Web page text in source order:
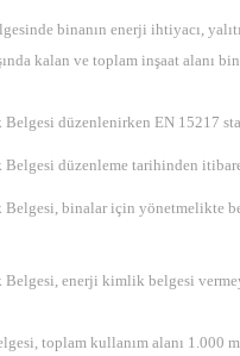
binanın enerji ihtiyacı,
kalan ve toplam inşaat alanı
düzenlenirken EN 15217
düzenleme tarihinden
binalar için yönetmelikte
enerji kimlik belgesi
toplam kullanım alanı 1.000